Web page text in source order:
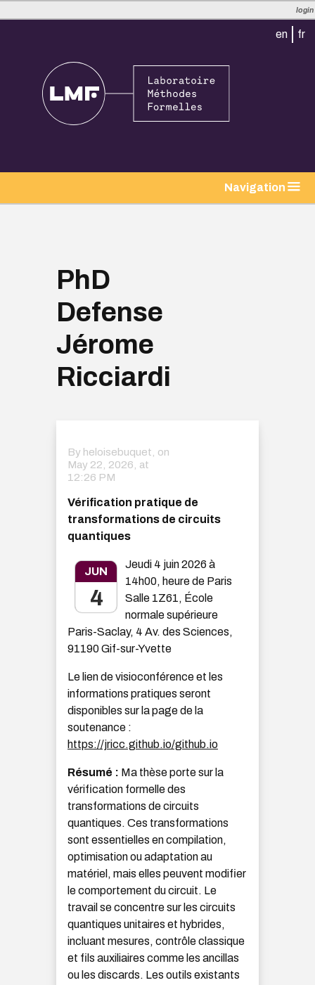
login
en fr
Navigation
PhD
Defense
Jérome
Ricciardi
By heloisebuquet, on
May 22, 2026, at
12:26 PM
Vérification pratique de
transformations de circuits
quantiques
JUN
4
Jeudi 4 juin 2026 à
14h00, heure de Paris
Salle 1Z61, École
normale supérieure
Paris-Saclay, 4 Av. des Sciences,
91190 Gif-sur-Yvette
Le lien de visioconférence et les
informations pratiques seront
disponibles sur la page de la
soutenance :
https://jricc.github.io/github.io
Résumé : Ma thèse porte sur la
vérification formelle des
transformations de circuits
quantiques. Ces transformations
sont essentielles en compilation,
optimisation ou adaptation au
matériel, mais elles peuvent modifier
le comportement du circuit. Le
travail se concentre sur les circuits
quantiques unitaires et hybrides,
incluant mesures, contrôle classique
et fils auxiliaires comme les ancillas
ou les discards. Les outils existants